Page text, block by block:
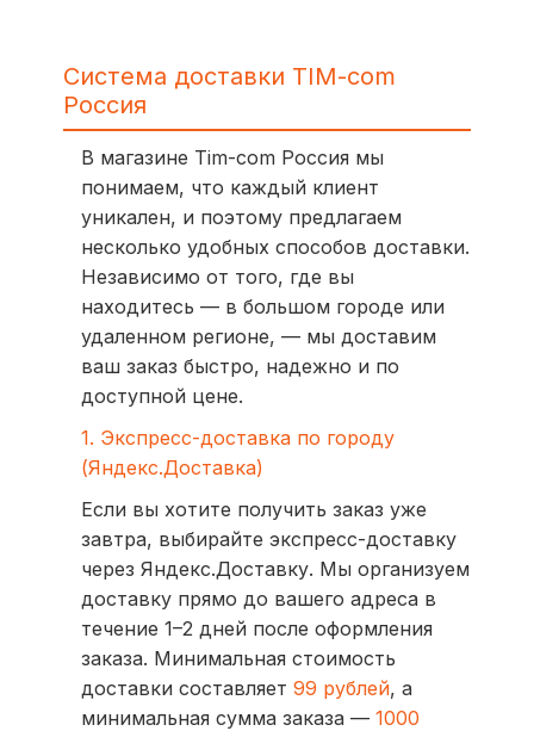
Система доставки TIM-com
Россия
В магазине Tim-com Россия мы
понимаем, что каждый клиент
уникален, и поэтому предлагаем
несколько удобных способов доставки.
Независимо от того, где вы
находитесь — в большом городе или
удаленном регионе, — мы доставим
ваш заказ быстро, надежно и по
доступной цене.
1. Экспресс-доставка по городу
(Яндекс.Доставка)
Если вы хотите получить заказ уже
завтра, выбирайте экспресс-доставку
через Яндекс.Доставку. Мы организуем
доставку прямо до вашего адреса в
течение 1–2 дней после оформления
заказа. Минимальная стоимость
доставки составляет 99 рублей, а
минимальная сумма заказа — 1000